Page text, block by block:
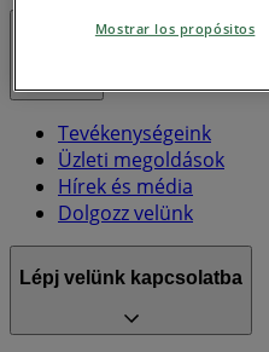
Tevékenységeink
Üzleti megoldások
Hírek és média
Dolgozz velünk
Lépj velünk kapcsolatba
Mostrar los propósitos